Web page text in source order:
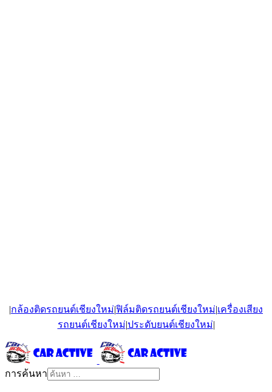
|กล้องติดรถยนต์เชียงใหม่|ฟิล์มติดรถยนต์เชียงใหม่|เครื่องเสียง
รถยนต์เชียงใหม่|ประดับยนต์เชียงใหม่|
การค้นหา